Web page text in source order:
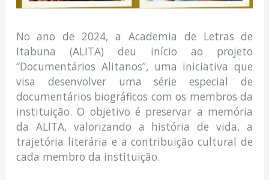
No ano de 2024, a Academia de Letras de
Itabuna (ALITA) deu início ao projeto
“Documentários Alitanos”, uma iniciativa que
visa desenvolver uma série especial de
documentários biográficos com os membros da
instituição. O objetivo é preservar a memória
da ALITA, valorizando a história de vida, a
trajetória literária e a contribuição cultural de
cada membro da instituição.